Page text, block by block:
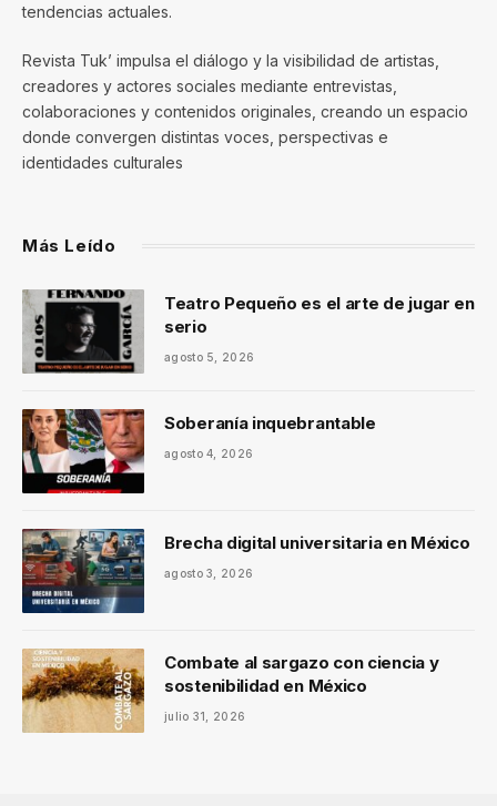
tendencias actuales.
Revista Tuk’ impulsa el diálogo y la visibilidad de artistas,
creadores y actores sociales mediante entrevistas,
colaboraciones y contenidos originales, creando un espacio
donde convergen distintas voces, perspectivas e
identidades culturales
Más Leído
Teatro Pequeño es el arte de jugar en
serio
agosto 5, 2026
Soberanía inquebrantable
agosto 4, 2026
Brecha digital universitaria en México
agosto 3, 2026
Combate al sargazo con ciencia y
sostenibilidad en México
julio 31, 2026